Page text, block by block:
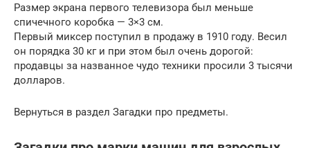
Размер экрана первого телевизора был меньше
спичечного коробка — 3×3 см.
Первый миксер поступил в продажу в 1910 году. Весил
он порядка 30 кг и при этом был очень дорогой:
продавцы за названное чудо техники просили 3 тысячи
долларов.
Вернуться в раздел Загадки про предметы.